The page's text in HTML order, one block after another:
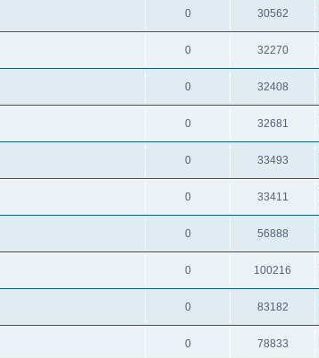
0 30562
0 32270
0 32408
0 32681
0 33493
0 33411
0 56888
0 100216
0 83182
0 78833